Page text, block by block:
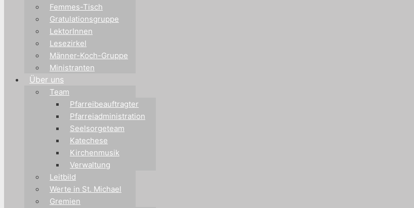
Femmes-Tisch
Gratulationsgruppe
LektorInnen
Lesezirkel
Männer-Koch-Gruppe
Ministranten
Über uns
Team
Pfarreibeauftragter
Pfarreiadministration
Seelsorgeteam
Katechese
Kirchenmusik
Verwaltung
Leitbild
Werte in St. Michael
Gremien